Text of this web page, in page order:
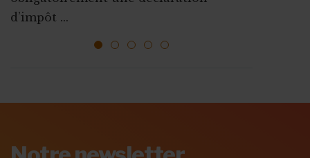
d’impôt ...
ressources, vous faire connaî...
1 2 3 4
MONASBL.BE
S'ABONNER